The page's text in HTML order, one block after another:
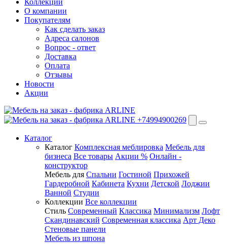
Коллекции
О компании
Покупателям
Как сделать заказ
Адреса салонов
Вопрос - ответ
Доставка
Оплата
Отзывы
Новости
Акции
+74994900269
Каталог
Каталог Комплексная меблировка Мебель для
бизнеса Все товары Акции % Онлайн -
конструктор
Мебель для Спальни Гостиной Прихожей
Гардеробной Кабинета Кухни Детской Лоджии
Ванной Студии
Коллекции Все коллекции
Стиль Современный Классика Минимализм Лофт
Скандинавский Современная классика Арт Деко
Стеновые панели
Мебель из шпона